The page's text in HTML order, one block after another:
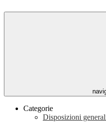
Categorie
Disposizioni